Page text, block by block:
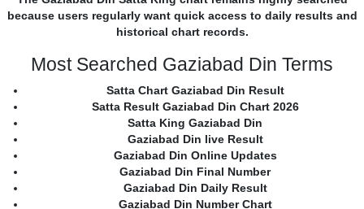
because users regularly want quick access to daily results and
historical chart records.
Most Searched Gaziabad Din Terms
Satta Chart Gaziabad Din Result
Satta Result Gaziabad Din Chart 2026
Satta King Gaziabad Din
Gaziabad Din live Result
Gaziabad Din Online Updates
Gaziabad Din Final Number
Gaziabad Din Daily Result
Gaziabad Din Number Chart